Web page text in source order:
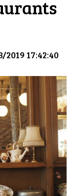
2019 17:42:40